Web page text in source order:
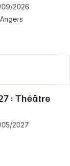
2026
: Théâtre
2027